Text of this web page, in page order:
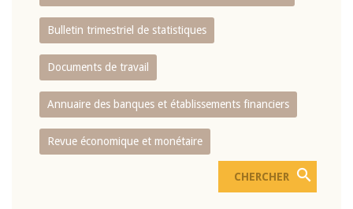
Bulletin trimestriel de statistiques
Documents de travail
Annuaire des banques et établissements financiers
Revue économique et monétaire